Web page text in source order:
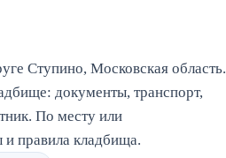
Ступино, Московская область.
документы, транспорт,
По месту или
правила кладбища.